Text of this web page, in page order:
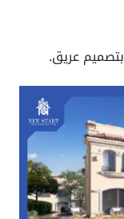
بتصميم عريق.